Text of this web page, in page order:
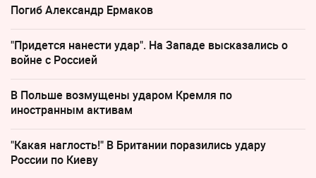
Погиб Александр Ермаков
"Придется нанести удар". На Западе высказались о
войне с Россией
В Польше возмущены ударом Кремля по
иностранным активам
"Какая наглость!" В Британии поразились удару
России по Киеву